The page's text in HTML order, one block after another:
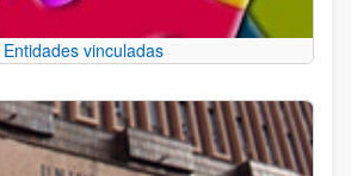
Entidades vinculadas